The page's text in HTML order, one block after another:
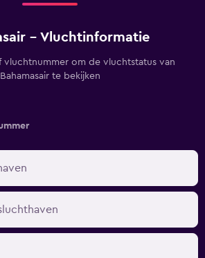
- Vluchtinformatie
om de vluchtstatus van
Bahamasair te bekijken